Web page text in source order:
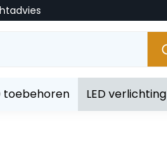
toebehoren LED verlichting